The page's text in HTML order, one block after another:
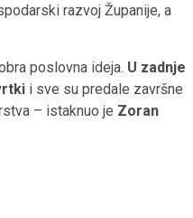
razvoj Županije, a
poslovna ideja. U zadnje
i sve su predale završne
– istaknuo je Zoran